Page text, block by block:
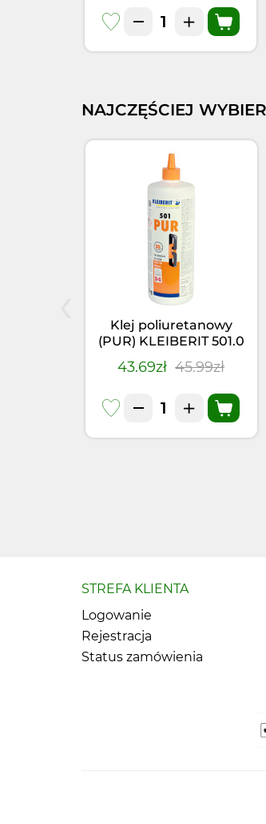
NAJCZĘŚCIEJ
Klej poliuretanowy
(PUR) KLEIBERIT 501.0
(1kg)
43.69zł 45.99zł
STREFA KLIENTA
Logowanie
Rejestracja
Status zamówienia